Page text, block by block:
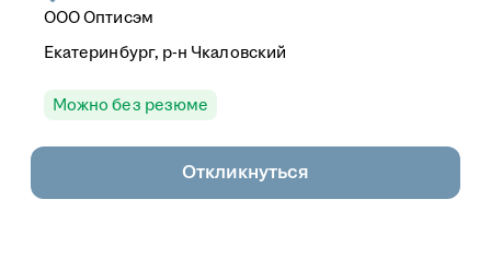
ООООптисэм
Екатеринбург, р-н Чкаловский
Можно без резюме
Откликнуться